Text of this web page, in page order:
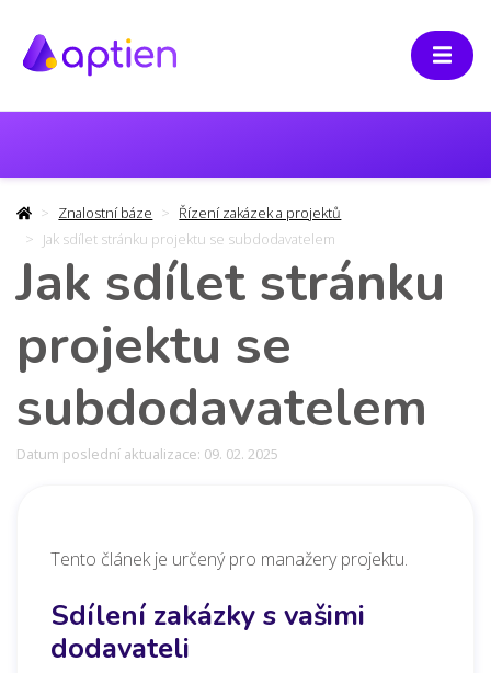
Znalostní báze
Řízení zakázek a projektů
Jak sdílet stránku projektu se subdodavatelem
Jak sdílet stránku
projektu se
subdodavatelem
Datum poslední aktualizace: 09. 02. 2025
Tento článek je určený pro manažery projektu.
Sdílení zakázky s vašimi
dodavateli